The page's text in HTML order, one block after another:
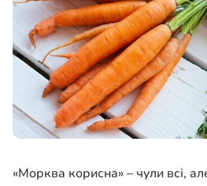
«Морква корисна» – чули всі,